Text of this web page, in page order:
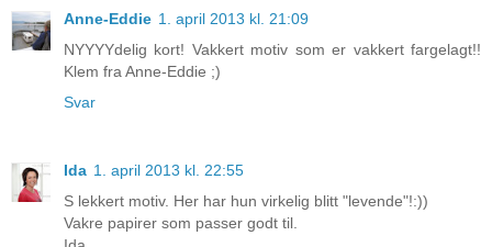
Anne-Eddie 1. april 2013 kl. 21:09
NYYYYdelig kort! Vakkert motiv som er vakkert fargelagt!!
Klem fra Anne-Eddie ;)
Svar
Ida 1. april 2013 kl. 22:55
S lekkert motiv. Her har hun virkelig blitt "levende"!:))
Vakre papirer som passer godt til.